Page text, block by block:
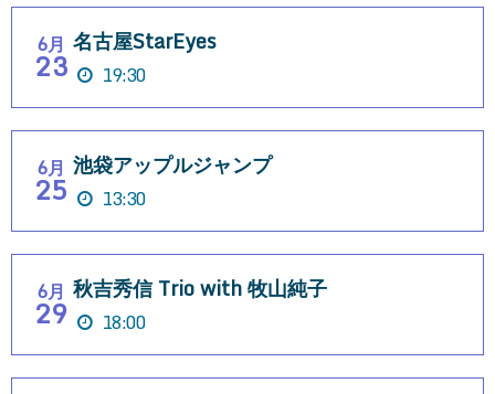
6月
23
名古屋StarEyes
19:30
6月
25
池袋アップルジャンプ
13:30
6月
29
秋吉秀信 Trio with 牧山純子
18:00